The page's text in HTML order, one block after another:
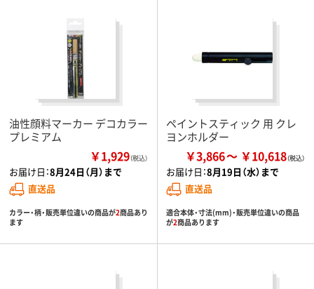
油性顔料マーカー デコカラー
プレミアム
￥1,929（税込）
お届け日：8月24日（月）まで
直送品
カラー・柄・販売単位違いの商品が2商品あり
ます
ペイントスティック 用 クレ
ヨンホルダー
￥3,866 ￥10,618
お届け日：8月19日（水）まで
直送品
適合本体・寸法(mm)・販売単位違いの商品
が2商品あります